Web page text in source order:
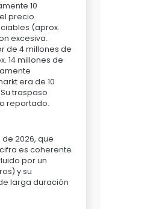
10
precio
(aprox.
excesiva.
de 4 millones de
14 millones de
era de 10
traspaso
reportado.
2026, que
es coherente
por un
y su
larga duración